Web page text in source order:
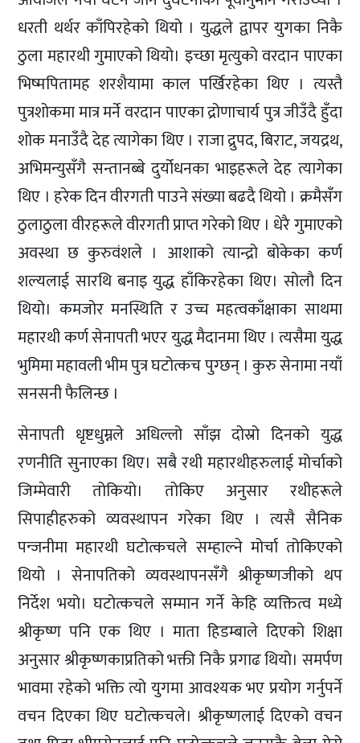
धरती थर्थर काँपिरहेको थियो । युद्धले द्वापर युगका निकै
ठुला महारथी गुमाएको थियो। इच्छा मृत्युको वरदान पाएका
भिष्मपितामह शरशैयामा काल पर्खिरहेका थिए । त्यस्तै
पुत्रशोकमा मात्र मर्ने वरदान पाएका द्रोणाचार्य पुत्र जीउँदै हुँदा
शोक मनाउँदै देह त्यागेका थिए । राजा द्रुपद, बिराट, जयद्रथ,
अभिमन्युसँगै सन्तानब्बे दुर्योधनका भाइहरूले देह त्यागेका
थिए । हरेक दिन वीरगती पाउने संख्या बढदै थियो । क्रमैसँग
ठुलाठुला वीरहरूले वीरगती प्राप्त गरेको थिए । धेरै गुमाएको
अवस्था छ कुरुवंशले । आशाको त्यान्द्रो बोकेका कर्ण
शल्यलाई सारथि बनाइ युद्ध हाँकिरहेका थिए। सोलौ दिन
थियो। कमजोर मनस्थिति र उच्च महत्वकाँक्षाका साथमा
महारथी कर्ण सेनापती भएर युद्ध मैदानमा थिए । त्यसैमा युद्ध
भुमिमा महावली भीम पुत्र घटोत्कच पुग्छन् । कुरु सेनामा नयाँ
सनसनी फैलिन्छ ।
सेनापती धृष्टधुम्नले अधिल्लो साँझ दोस्रो दिनको युद्ध
रणनीति सुनाएका थिए। सबै रथी महारथीहरुलाई मोर्चाको
जिम्मेवारी तोकियो। तोकिए अनुसार रथीहरूले
सिपाहीहरुको व्यवस्थापन गरेका थिए । त्यसै सैनिक
पन्जनीमा महारथी घटोत्कचले सम्हाल्ने मोर्चा तोकिएको
थियो । सेनापतिको व्यवस्थापनसँगै श्रीकृष्णजीको थप
निर्देश भयो। घटोत्कचले सम्मान गर्ने केहि व्यक्तित्व मध्ये
श्रीकृष्ण पनि एक थिए । माता हिडम्बाले दिएको शिक्षा
अनुसार श्रीकृष्णकाप्रतिको भक्ती निकै प्रगाढ थियो। समर्पण
भावमा रहेको भक्ति त्यो युगमा आवश्यक भए प्रयोग गर्नुपर्ने
वचन दिएका थिए घटोत्कचले। श्रीकृष्णलाई दिएको वचन